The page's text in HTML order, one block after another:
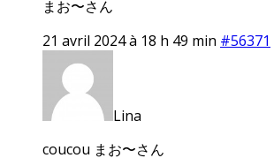
まお〜さん
21 avril 2024 à 18 h 49 min #56371
Lina
coucou まお〜さん